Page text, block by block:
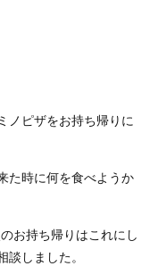
ノピザをお持ち帰りに
た時に何を食べようか
お持ち帰りはこれにし
談しました。